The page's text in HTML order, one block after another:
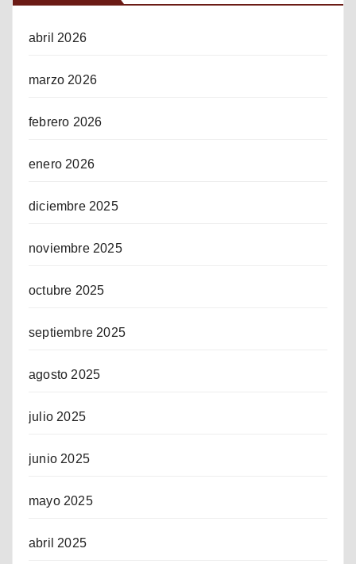
abril 2026
marzo 2026
febrero 2026
enero 2026
diciembre 2025
noviembre 2025
octubre 2025
septiembre 2025
agosto 2025
julio 2025
junio 2025
mayo 2025
abril 2025